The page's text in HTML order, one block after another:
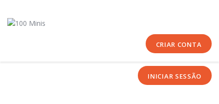
CRIAR CONTA
INICIAR SESSÃO
Sobre Nós